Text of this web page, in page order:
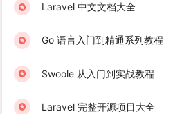
Laravel 中文文档大全
Go 语言入门到精通系列教程
Swoole 从入门到实战教程
Laravel 完整开源项目大全